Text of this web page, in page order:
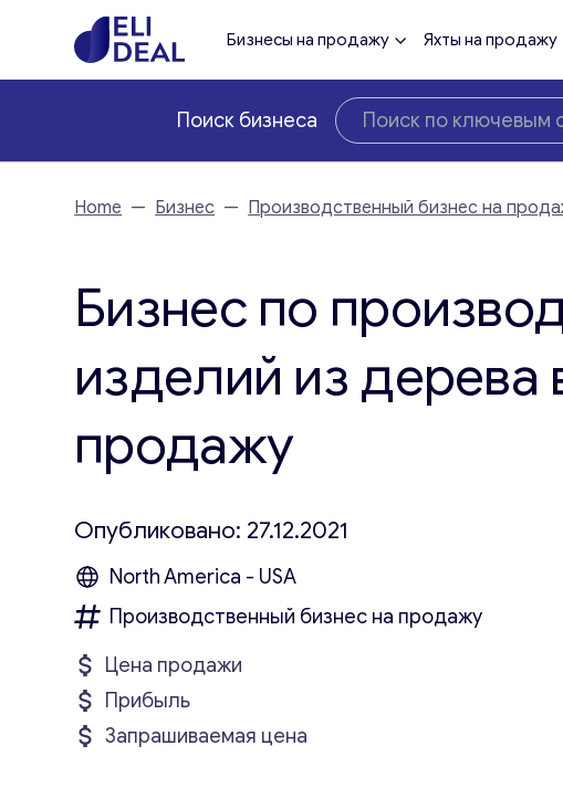
Бизнесы на продажу Яхты на продажу
Поиск бизнеса
Home — Бизнес — Производственный бизнес на
Бизнес по
изделий из дерева
продажу
Опубликовано: 27.12.2021
North America - USA
Производственный бизнес на продажу
Цена продажи
Прибыль
Запрашиваемая цена